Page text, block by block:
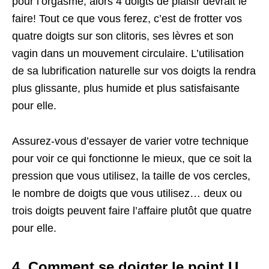
faire! Tout ce que vous ferez, c’est de frotter vos
quatre doigts sur son clitoris, ses lèvres et son
vagin dans un mouvement circulaire. L’utilisation
de sa lubrification naturelle sur vos doigts la rendra
plus glissante, plus humide et plus satisfaisante
pour elle.
Assurez-vous d’essayer de varier votre technique
pour voir ce qui fonctionne le mieux, que ce soit la
pression que vous utilisez, la taille de vos cercles,
le nombre de doigts que vous utilisez… deux ou
trois doigts peuvent faire l’affaire plutôt que quatre
pour elle.